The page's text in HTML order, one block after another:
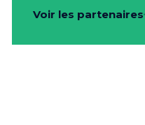
Voir les partenaires